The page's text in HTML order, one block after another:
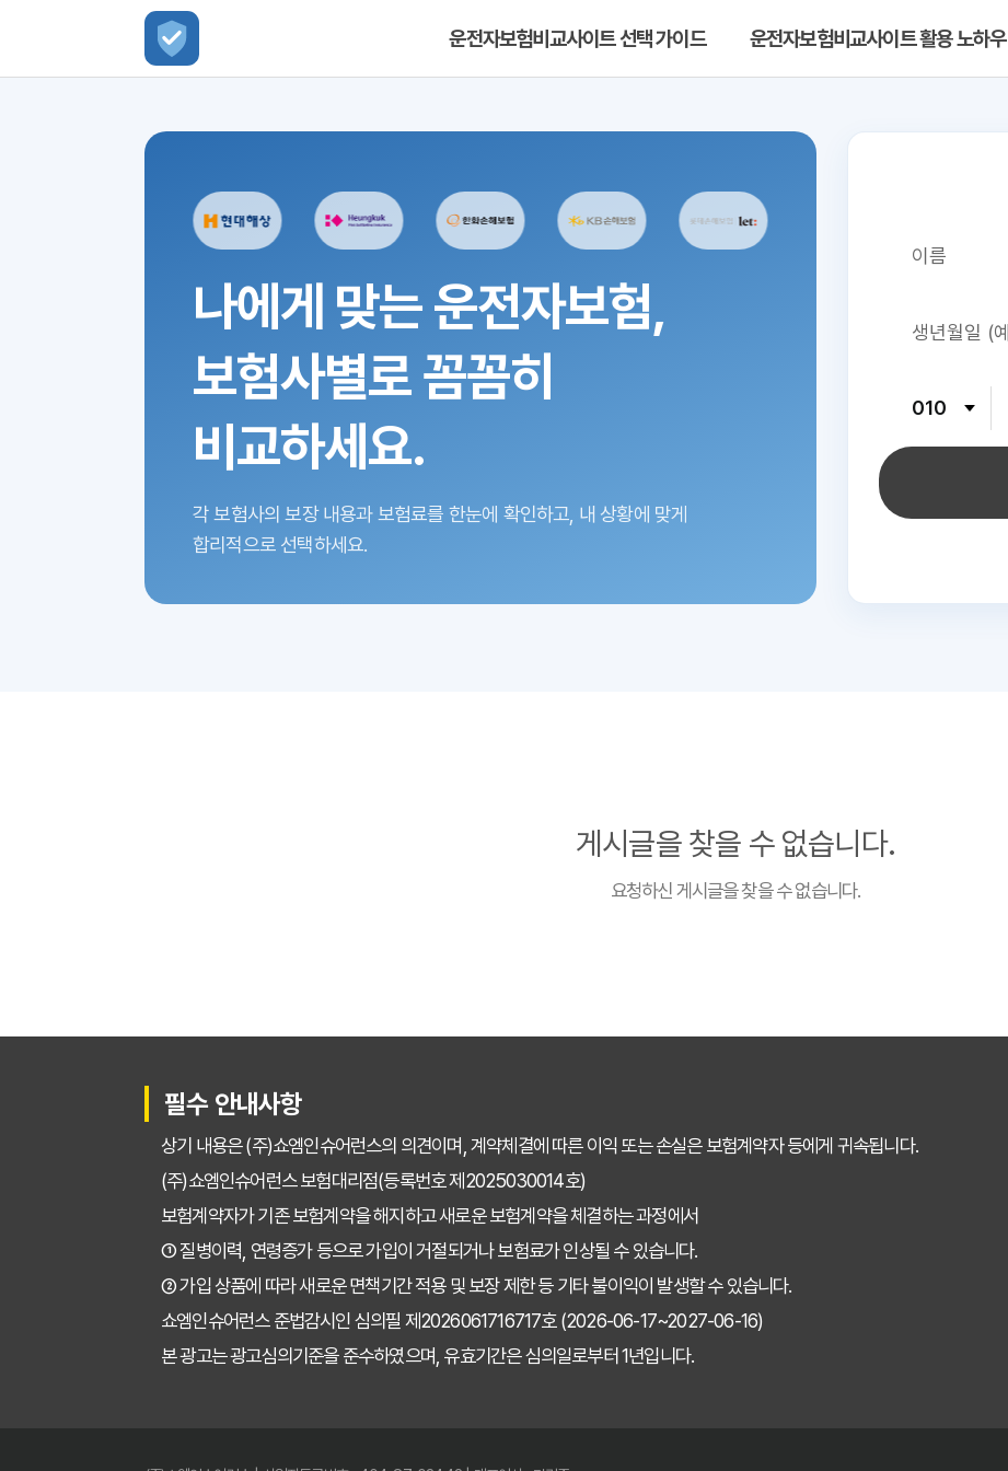
운전자보험비교사이트 선택 가이드 운전자보험비교사이트 활용 노하우
나에게 맞는 운전자보험,
보험사별로 꼼꼼히
비교하세요.
각 보험사의 보장 내용과 보험료를 한눈에 확인하고, 내 상황에 맞게
합리적으로 선택하세요.
게시글을 찾을 수 없습니다.
요청하신 게시글을 찾을 수 없습니다.
필수 안내사항
상기 내용은 (주)쇼엠인슈어런스의 의견이며, 계약체결에 따른 이익 또는 손실은 보험계약자 등에게 귀속됩니다.
(주)쇼엠인슈어런스 보험대리점(등록번호 제2025030014호)
보험계약자가 기존 보험계약을 해지하고 새로운 보험계약을 체결하는 과정에서
① 질병이력, 연령증가 등으로 가입이 거절되거나 보험료가 인상될 수 있습니다.
② 가입 상품에 따라 새로운 면책기간 적용 및 보장 제한 등 기타 불이익이 발생할 수 있습니다.
쇼엠인슈어런스 준법감시인 심의필 제2026061716717호 (2026-06-17~2027-06-16)
본 광고는 광고심의기준을 준수하였으며, 유효기간은 심의일로부터 1년입니다.